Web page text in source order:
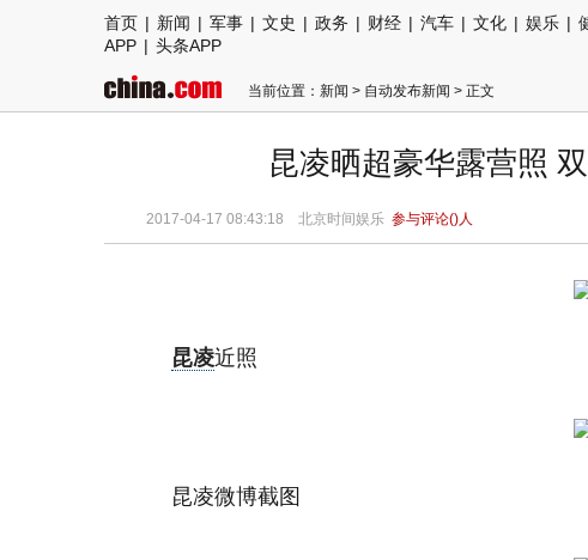
首页 | 新闻 | 军事 | 文史 | 政务 | 财经 | 汽车 | 文化 | 娱乐 |
APP | 头条APP
当前位置： 新闻 > 自动发布新闻 > 正文
昆凌晒超豪华露营照
2017-04-17 08:43:18 北京时间娱乐 参与评论()人
昆凌近照
昆凌微博截图